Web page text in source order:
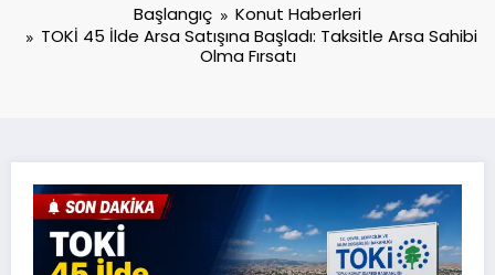
Başlangıç
Konut Haberleri
TOKİ 45 İlde Arsa Satışına Başladı: Taksitle Arsa Sahibi
Olma Fırsatı